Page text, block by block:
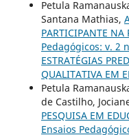
Petula
Santana Mathias,
PARTICIPANTE NA
Pedagógicos: v. 2
ESTRATÉGIAS
QUALITATIVA EM
Petula
de Castilho,
PESQUISA EM
Ensaios